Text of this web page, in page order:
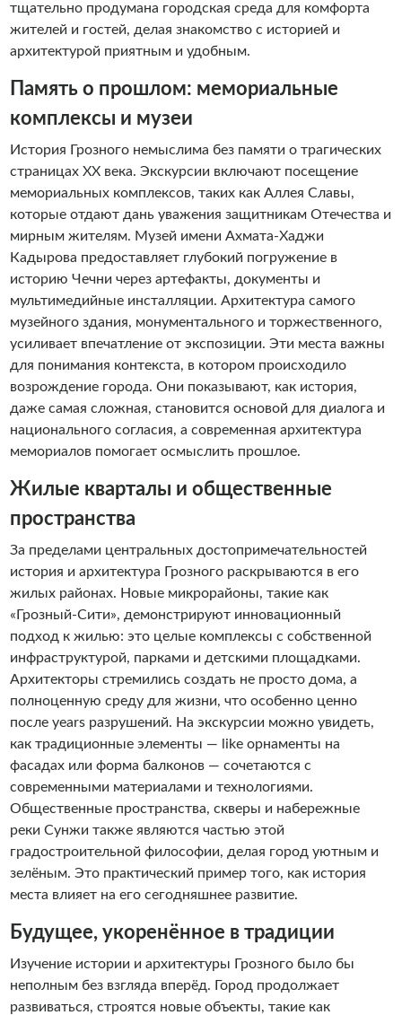
тщательно продумана городская среда для комфорта
жителей и гостей, делая знакомство с историей и
архитектурой приятным и удобным.
Память о прошлом: мемориальные
комплексы и музеи
История Грозного немыслима без памяти о трагических
страницах XX века. Экскурсии включают посещение
мемориальных комплексов, таких как Аллея Славы,
которые отдают дань уважения защитникам Отечества и
мирным жителям. Музей имени Ахмата-Хаджи
Кадырова предоставляет глубокий погружение в
историю Чечни через артефакты, документы и
мультимедийные инсталляции. Архитектура самого
музейного здания, монументального и торжественного,
усиливает впечатление от экспозиции. Эти места важны
для понимания контекста, в котором происходило
возрождение города. Они показывают, как история,
даже самая сложная, становится основой для диалога и
национального согласия, а современная архитектура
мемориалов помогает осмыслить прошлое.
Жилые кварталы и общественные
пространства
За пределами центральных достопримечательностей
история и архитектура Грозного раскрываются в его
жилых районах. Новые микрорайоны, такие как
«Грозный-Сити», демонстрируют инновационный
подход к жилью: это целые комплексы с собственной
инфраструктурой, парками и детскими площадками.
Архитекторы стремились создать не просто дома, а
полноценную среду для жизни, что особенно ценно
после years разрушений. На экскурсии можно увидеть,
как традиционные элементы — like орнаменты на
фасадах или форма балконов — сочетаются с
современными материалами и технологиями.
Общественные пространства, скверы и набережные
реки Сунжи также являются частью этой
градостроительной философии, делая город уютным и
зелёным. Это практический пример того, как история
места влияет на его сегодняшнее развитие.
Будущее, укоренённое в традиции
Изучение истории и архитектуры Грозного было бы
неполным без взгляда вперёд. Город продолжает
развиваться, строятся новые объекты, такие как